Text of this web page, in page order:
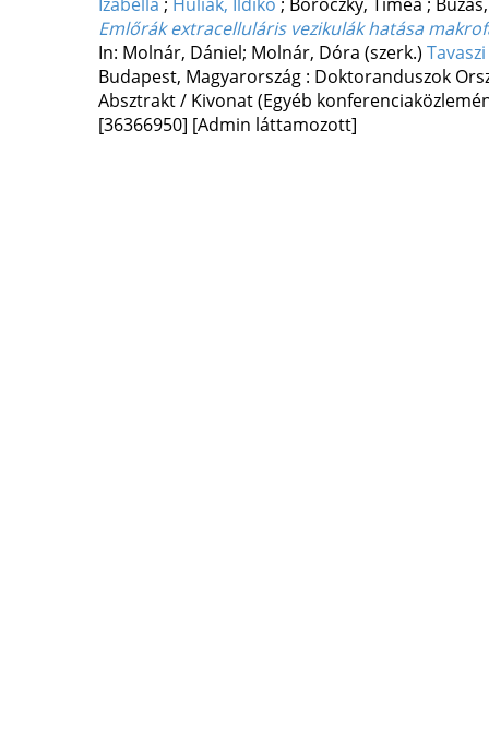
Izabella ; Huliák, Ildikó ; Böröczky, Tímea ;
Emlőrák extracelluláris vezikulák hatása
In: Molnár, Dániel; Molnár, Dóra (szerk.)
Budapest, Magyarország : Doktoranduszok
Absztrakt / Kivonat (Egyéb
[36366950] [Admin láttamozott]